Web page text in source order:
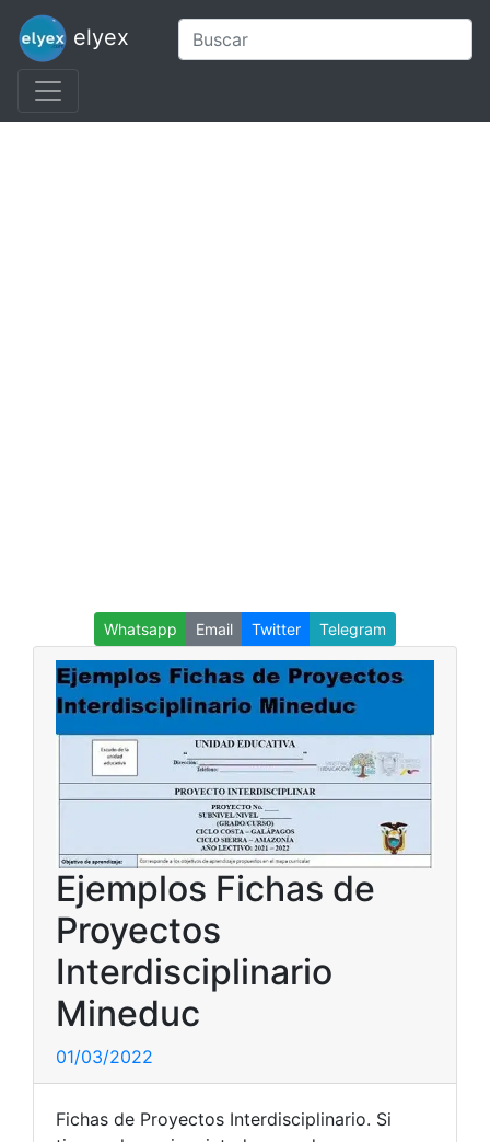
elyex
Whatsapp Email Twitter Telegram
Ejemplos Fichas de
Proyectos
Interdisciplinario
Mineduc
01/03/2022
Fichas de Proyectos Interdisciplinario. Si